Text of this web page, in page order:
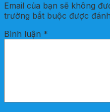
Email của bạn sẽ không
trường bắt buộc được
Bình luận *